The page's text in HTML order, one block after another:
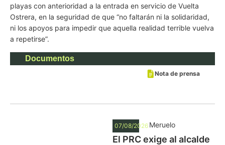
playas con anterioridad a la entrada en servicio de Vuelta
Ostrera, en la seguridad de que “no faltarán ni la solidaridad,
ni los apoyos para impedir que aquella realidad terrible vuelva
a repetirse”.
Documentos
Nota de prensa
07/08/2026 Meruelo
El PRC exige al alcalde